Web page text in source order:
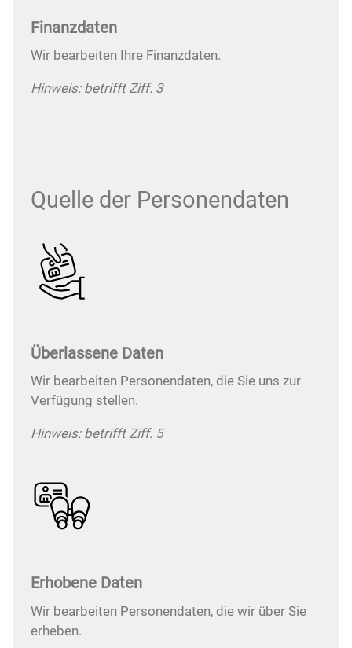
Finanzdaten
Wir bearbeiten Ihre Finanzdaten.
Hinweis: betrifft Ziff. 3
Quelle der Personendaten
Überlassene Daten
Wir bearbeiten Personendaten, die Sie uns zur
Verfügung stellen.
Hinweis: betrifft Ziff. 5
Erhobene Daten
Wir bearbeiten Personendaten, die wir über Sie
erheben.